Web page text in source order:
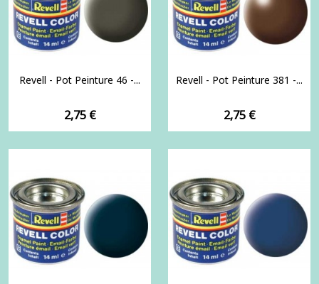
Revell - Pot Peinture 46 -...
Prix
2,75 €
Revell - Pot Peinture 381 -...
Prix
2,75 €